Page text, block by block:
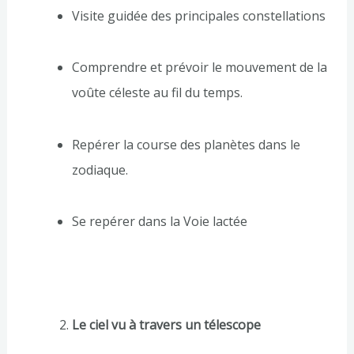
Visite guidée des principales constellations
Comprendre et prévoir le mouvement de la
voûte céleste au fil du temps.
Repérer la course des planètes dans le
zodiaque.
Se repérer dans la Voie lactée
Le ciel vu à travers un télescope